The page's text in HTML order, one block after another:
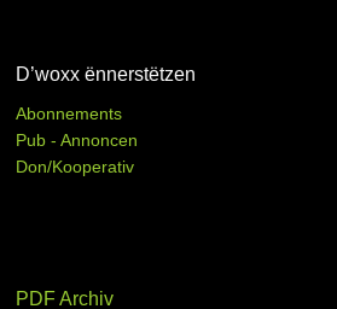
D’woxx ënnerstëtzen
Abonnements
Pub - Annoncen
Don/Kooperativ
PDF Archiv